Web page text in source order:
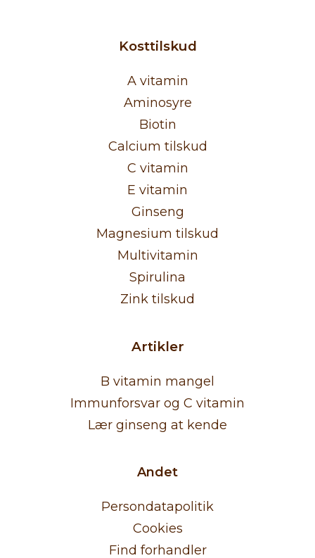
Kosttilskud
A vitamin
Aminosyre
Biotin
Calcium tilskud
C vitamin
E vitamin
Ginseng
Magnesium tilskud
Multivitamin
Spirulina
Zink tilskud
Artikler
B vitamin mangel
Immunforsvar og C vitamin
Lær ginseng at kende
Andet
Persondatapolitik
Cookies
Find forhandler